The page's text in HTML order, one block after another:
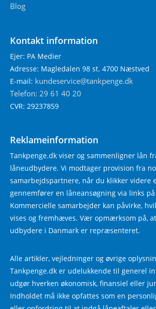
Blog
Kontakt information
Ejer: PA Medier
Adresse: Magledalen 98 st. 4700 Næstved
E-mail: kundeservice@tankpenge.dk
Telefon: 29 61 40 20
CVR: 29237859
Reklameinformation
Tankpenge.dk viser og sammenligner lån
låneudbydere. Vi modtager provision fra
samarbejdspartnere, når du klikker videre
gennemfører en låneansøgning via links
Kommercielle samarbejder kan påvirke,
vises og fremhæves. Vær opmærksom på,
udbydere i Danmark er repræsenteret.
Alle artikler, vejledninger og øvrige
Tankpenge.dk er udelukkende til generel
udgør hverken økonomisk, finansiel eller
Indholdet må ikke opfattes som en